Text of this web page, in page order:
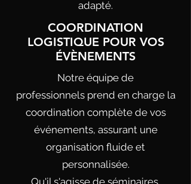
adapté.
COORDINATION
LOGISTIQUE POUR VOS
ÉVÈNEMENTS
Notre équipe de
professionnelsprend en charge la
coordination complète de vos
événements, assurant une
organisation fluide et
personnalisée.
Qu'il s'agisse de séminaires,